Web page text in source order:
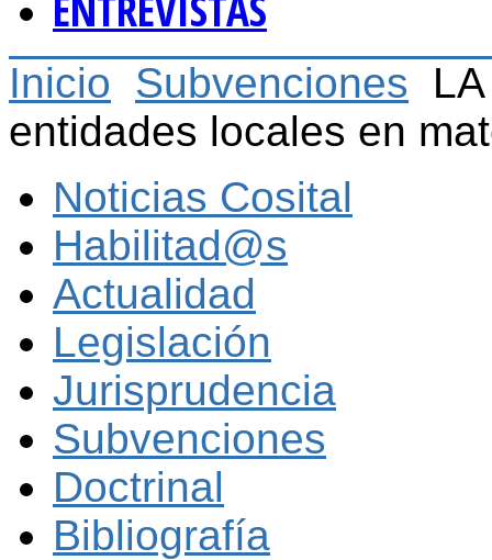
Inicio Subvenciones
entidades locales en
Noticias Cosital
Habilitad@s
Actualidad
Legislación
Jurisprudencia
Subvenciones
Doctrinal
Bibliografía